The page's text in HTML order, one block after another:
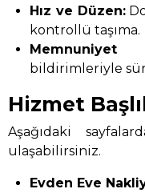
Hız ve Düzen:
kontrollü taşıma.
Memnuniyet
bildirimleriyle
Hizmet
Aşağıdaki
ulaşabilirsiniz.
Evden Eve